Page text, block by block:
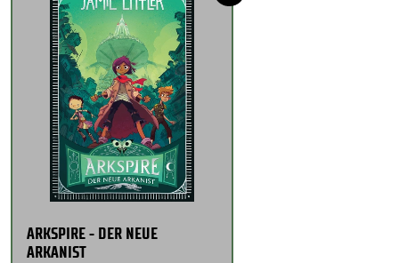
ARKSPIRE - DER NEUE
ARKANIST